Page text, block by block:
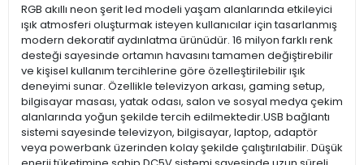
RGB akıllı neon şerit led modeli yaşam alanlarında etkileyici
ışık atmosferi oluşturmak isteyen kullanıcılar için tasarlanmış
modern dekoratif aydınlatma ürünüdür. 16 milyon farklı renk
desteği sayesinde ortamın havasını tamamen değiştirebilir
ve kişisel kullanım tercihlerine göre özelleştirilebilir ışık
deneyimi sunar. Özellikle televizyon arkası, gaming setup,
bilgisayar masası, yatak odası, salon ve sosyal medya çekim
alanlarında yoğun şekilde tercih edilmektedir.USB bağlantı
sistemi sayesinde televizyon, bilgisayar, laptop, adaptör
veya powerbank üzerinden kolay şekilde çalıştırılabilir. Düşük